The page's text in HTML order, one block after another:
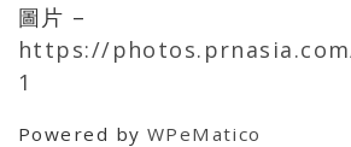
圖片 –
https://
1
Powered by WPeMatico